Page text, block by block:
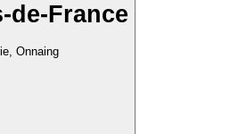
de-France
Onnaing